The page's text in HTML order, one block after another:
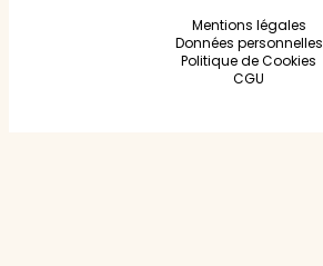
Mentions légales
Données personnelles
Politique de Cookies
CGU